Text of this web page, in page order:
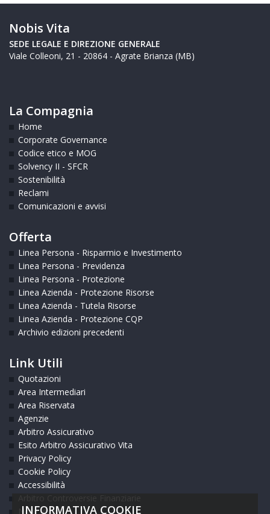
Nobis Vita
SEDE LEGALE E DIREZIONE GENERALE
Viale Colleoni, 21 - 20864 - Agrate Brianza (MB)
La Compagnia
Home
Corporate Governance
Codice etico e MOG
Solvency II - SFCR
Sostenibilità
Reclami
Comunicazioni e avvisi
Offerta
Linea Persona - Risparmio e Investimento
Linea Persona - Previdenza
Linea Persona - Protezione
Linea Azienda - Protezione Risorse
Linea Azienda - Tutela Risorse
Linea Azienda - Protezione CQP
Archivio edizioni precedenti
Link Utili
Quotazioni
Area Intermediari
Area Riservata
Agenzie
Arbitro Assicurativo
Esito Arbitro Assicurativo Vita
Privacy Policy
Cookie Policy
Accessibilità
Note legali
INFORMATIVA COOKIE